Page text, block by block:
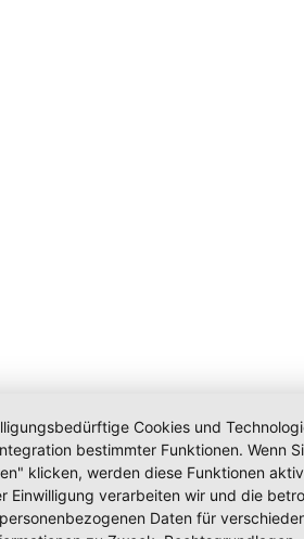
Cookies und
bestimmter Funktionen. Wenn
klicken, werden diese Funktionen
Einwilligung verarbeiten wir und die
Daten für